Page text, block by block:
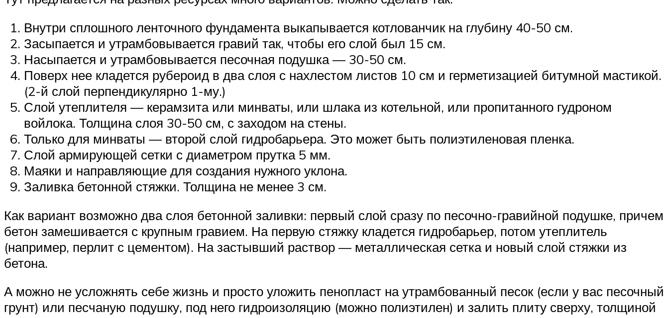
Внутри сплошного ленточного фундамента выкапывается котлованчик на глубину 40-50 см.
Засыпается и утрамбовывается гравий так, чтобы его слой был 15 см.
Насыпается и утрамбовывается песочная подушка — 30-50 см.
Поверх нее кладется рубероид в два слоя с нахлестом листов 10 см и герметизацией битумной мастикой.
(2-й слой перпендикулярно 1-му.)
Слой утеплителя — керамзита или минваты, или шлака из котельной, или пропитанного гудроном
войлока. Толщина слоя 30-50 см, с заходом на стены.
Только для минваты — второй слой гидробарьера. Это может быть полиэтиленовая пленка.
Слой армирующей сетки с диаметром прутка 5 мм.
Маяки и направляющие для создания нужного уклона.
Заливка бетонной стяжки. Толщина не менее 3 см.
Как вариант возможно два слоя бетонной заливки: первый слой сразу по песочно-гравийной подушке, причем
бетон замешивается с крупным гравием. На первую стяжку кладется гидробарьер, потом утеплитель
(например, перлит с цементом). На застывший раствор — металлическая сетка и новый слой стяжки из
бетона.
А можно не усложнять себе жизнь и просто уложить пенопласт на утрамбованный песок (если у вас песочный
грунт) или песчаную подушку, под него гидроизоляцию (можно полиэтилен) и залить плиту сверху, толщиной